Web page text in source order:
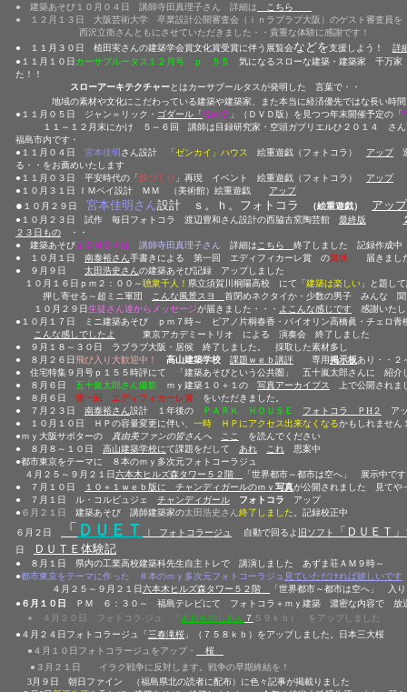
● 建築あそび１０月０４日 講師寺田真理子さん 詳細は こちら
● １２月１３日 大阪芸術大学 卒業設計公開審査会（ｉｎラブラブ大阪）のゲスト審査員を
西沢立衛さんともにさせていただきました・・貴重な体験に感謝です！
● １１月３０日 植田実さんの建築学会賞文化賞受賞に伴う 展覧会などを支援しよう！ 詳
● １１月１０日 カーサブルータス１２月号 ｐ ５５
気になるスローな建築・建築家 千万家
た！！
スローアーキテクチャーとはカーサブールタスが発明した 言葉で・・
地域の素材や文化にこだわっている建築や建築家、また本当に経済優先ではな長い時
●１１月０５日 ジャン＝リック・ ゴダール 「映画史 」（ＤＶＤ版）を見つつ年末開催予定の「
１１～１２月末にかけ ５～６回 講師は目録研究家・空頭ガブリエルひ２０１４ さん
福島市内です・
●１１月０４日 宮本佳明 さん設計 「ゼンカイ」ハウス 絵重遊戯（フォトコラ） アップ透
る・・をお薦めいたします
●１１月０３日 平安時代の「鉄づくり 」再現 イベント 絵重遊戯（フォトコラ） アップ
●１０月３１日 ＩＭペイ設計 ＭＭ （美術館）絵重遊戯 アップ
● １０月２９日 宮本佳明さん設計 ｓ。ｈ。フォトコラ （絵重遊戯） アップ
●１０月２３日 試作 毎日フォトコラ 渡辺豊和さん設計の西脇古窯陶芸館 最終版
２３日 もの ・・
● 建築あそび １０月０４日 講師寺田真理子さん 詳細は こちら 終了しました 記録作成中
● １０月１日 南泰裕さん 手書きによる 第一回 エディフィカーレ賞 の賞状 届きまし
● ９月９日 太田浩史さん の建築あそび記録 アップしました
１０月１６日ｐｍ２：００～聴衆千人！ 県立須賀川桐陽高校 にて「建築は楽しい 」と題し
押し寄せる～超ミニ軍団
こんな風景スヨ
首閉めネクタイか・少数の男子 みんな
１０月２９日生徒さん達からメッセージが届きました・・・ よこんな感じです 感謝いたし
●１０月１７日 ミニ建築あそび ｐｍ７時～ ピアノ片桐春香・バイオリン高橋眞・チェロ青
こんな感しでしたよ
東京アカデミートリオ による 演奏会 終了しました
● ９月１８～３０日 ラブラブ大阪・居候 終了しました。 採取した素材多し
● ８月２６日飛び入り大歓迎中！ 高山建築学校 課題ｗｅｂ講評 専用掲示板あり・・２
● 住宅特集９月号ｐ１５５時評にて 「建築あそびという公共圏」 五十嵐太郎さんに 紹介
● ８月６日 五十嵐太郎さん撮影 ｍｙ建築１０＋１の 写真アーカイブス
上で公開されま
● ８月６日 第一回 エディフィカーレ賞 をいただきました。
● ７月２３日 南泰裕さん 設計 １年後の ＰＡＲＫ ＨＯＵＳＥ フォトコラ ＰH２
ア
● １０月１０日 ＨＰの容量変更に伴い、 一時 ＨＰにアクセス出来なくなるかもしれません
●ｍｙ大阪サポターの 真由美ファンの皆さんへ ここ を読んでください
● ８月８～１０日 高山建築学校にて課題をだして あれ これ
思案中
●都市東京をテーマに ８本のｍｙ多次元フォトコーラジュ
４月２５～９月２１日六本木ヒルズ森タワー５２階
「世界都市～都市は空へ」 展示中です
● ７月１０日 １０＋１ｗｅｂ版に チャンディガールのｍｙ 写真が公開されました 見てや
● ７月１日 ル・コルビュジェ チャンディガール フォトコラ
アップ
● ６月２１日 建築あそび 講師建築家の太田浩史さん 終了しました 。記録校正中
６月２日
「 ＤＵＥＴ 」 フォトコラージュ 自動で回るよ 旧ソフト 「ＤＵＥＴ」
日
ＤＵＴＥ体験記
● ８月１日 県内の工業高校建築科先生自主トレで 講演しました あずま荘ＡＭ９時～
●都市東京をテーマに作った ８本のｍｙ多次元フォトコーラジュ 見ていただければ嬉しいです
４月２５～９月２１日六本木ヒルズ森タワー５２階 「世界都市～都市は空へ」 入り
● ６月１０日 ＰＭ ６：３０～ 福島テレビにて フォトコラ＋ｍｙ建築 濃密な内容で 放
● ４月２０日 フォトコラ-ジュ 「 あおものしあん ７ ５９ｋｂ） をアップしました
● ４月２４日フォトコラージ ュ「三春滝桜 」 （７５８ｋｂ）をアップしました。 日本三大桜
● ４月１０日 フォトコラージュ をアップ・
桜
●３月２１日 イラク戦争に反対します。戦争の早期終結を！
3月９日 朝日ファイン
（福島県北の読者に配布） に色々記事が掲載りました